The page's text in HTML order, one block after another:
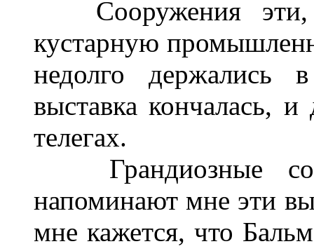
Сооружения эти,
кустарную
недолго держались
выставка кончалась,
телегах.
Грандиозные
напоминают мне эти
мне кажется, что